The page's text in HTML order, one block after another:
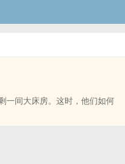
一间大床房。这时，他们如何